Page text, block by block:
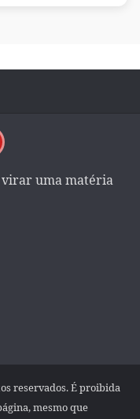
virar uma matéria
reservados. É proibida
mesmo que